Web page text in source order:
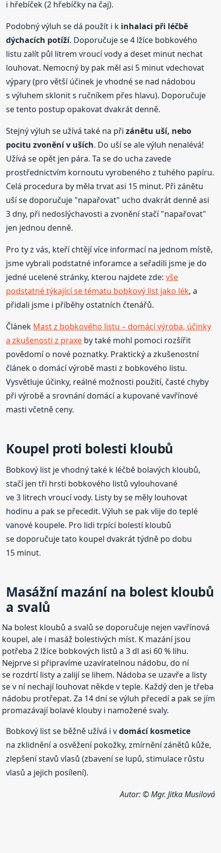
i hřebíček (2 hřebíčky na čaj).
Podobný výluh se dá použít i k inhalaci při léčbě
dýchacích potíží. Doporučuje se 4 lžíce bobkového
listu zalít půl litrem vroucí vody a deset minut nechat
louhovat. Nemocný by pak měl asi 5 minut vdechovat
výpary (pro větší účinek je vhodné se nad nádobou
s výluhem sklonit s ručníkem přes hlavu). Doporučuje
se tento postup opakovat dvakrát denně.
Stejný výluh se užívá také na přizánětu uší, nebo
pocitu zvonění v uších. Do uší se ale výluh nenalévá!
Užívá se opět jen pára. Ta se do ucha zavede
prostřednictvím kornoutu vyrobeného z tuhého papíru.
Celá procedura by měla trvat asi 15 minut. Při zánětu
uší se doporučuje "napařovat" ucho dvakrát denně asi
3 dny, při nedoslýchavosti a zvonění stačí "napařovat"
jen jednou denně.
Pro ty z vás, kteří chtějí více informací na jednom místě,
jsme vybrali podstatné inforamce a seřadili jsme je do
jedné ucelené stránky, kterou najdete zde:vše
podstatné týkající se tématu bobkový list jako lék, a
přidali jsme i příběhy ostatních čtenářů.
Článek Mast z bobkového listu – domácí výroba, účinky
a zkušenosti z praxe by také mohl pomoci rozšířit
povědomí o nové poznatky. Praktický a zkušenostní
článek o domácí výrobě masti z bobkového listu.
Vysvětluje účinky, reálné možnosti použití, časté chyby
při výrobě a srovnání domácí a kupované vavřínové
masti včetně ceny.
Koupel proti bolesti kloubů
Bobkový list je vhodný také k léčbě bolavých kloubů,
stačí jen tři hrsti bobkového listů vylouhované
ve 3 litrech vroucí vody. Listy by se měly louhovat
hodinu a pak se přecedit. Výluh se pak vlije do teplé
vanové koupele. Pro lidi trpící bolestí kloubů
se doporučuje tato koupel dvakrát týdně po dobu
15 minut.
Masážní mazání na bolest kloubů
a svalů
Na bolest kloubů a svalů se doporučuje nejen vavřínová
koupel, ale i masáž bolestivých míst. K mazání jsou
potřeba 2 lžíce bobkových listů a 3 dl asi 60 % lihu.
Nejprve si připravíme uzavíratelnou nádobu, do ní
se rozdrtí listy a zalijí se lihem. Nádoba se uzavře a listy
se v ní nechají louhovat někde v teple. Každý den je třeba
nádobu protřepat. Za 14 dní se výluh přecedí a pak se jím
promazávají bolavé klouby i namožené svaly.
Bobkový list se běžně užívá i vdomácí kosmetice
na zklidnění a osvěžení pokožky, zmírnění zánětů kůže,
zlepšení stavů vlasů (zbavení se lupů, stimulace růstu
vlasů a jejich posílení).
Autor: © Mgr. Jitka Musilová